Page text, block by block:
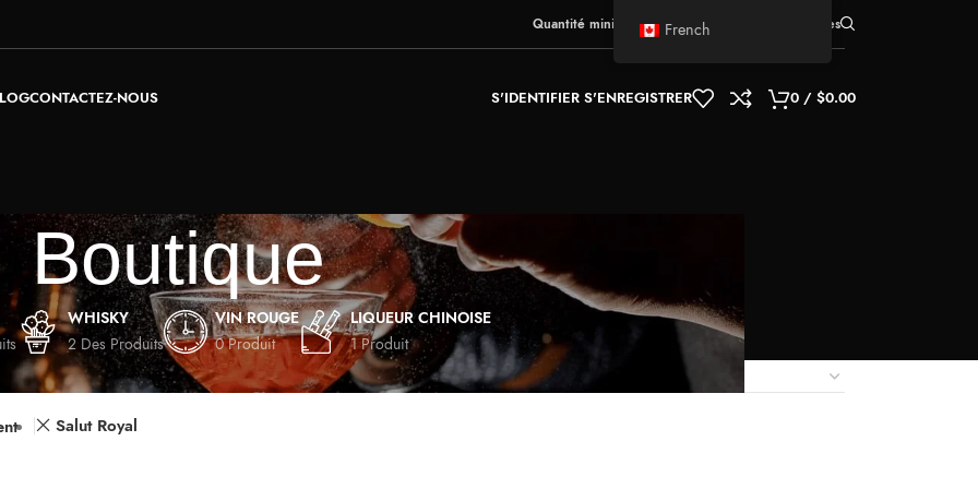
Quantité minimum d'achatpour expédition: 5 boîtes
CONTACTEZ-NOUS S'IDENTIFIER S'ENREGISTRER 0 / $0.00
Boutique
WHISKY
2 Des Produits
VIN ROUGE
0 Produit
LIQUEUR CHINOISE
1 Produit
Montrer 9 12 18 24
Salut Royal
French